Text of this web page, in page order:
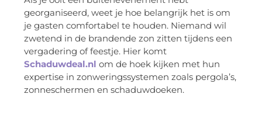
georganiseerd, weet je hoe belangrijk het is om
je gasten comfortabel te houden. Niemand wil
zwetend in de brandende zon zitten tijdens een
vergadering of feestje. Hier komt
Schaduwdeal.nl om de hoek kijken met hun
expertise in zonweringssystemen zoals pergola’s,
zonneschermen en schaduwdoeken.